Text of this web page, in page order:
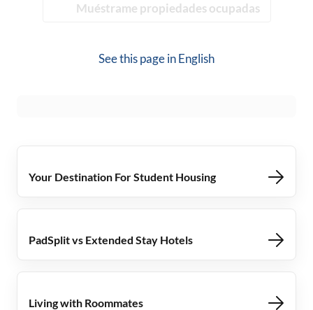
Muéstrame propiedades ocupadas
See this page inEnglish
Your Destination For Student Housing
PadSplit vs Extended Stay Hotels
Living with Roommates